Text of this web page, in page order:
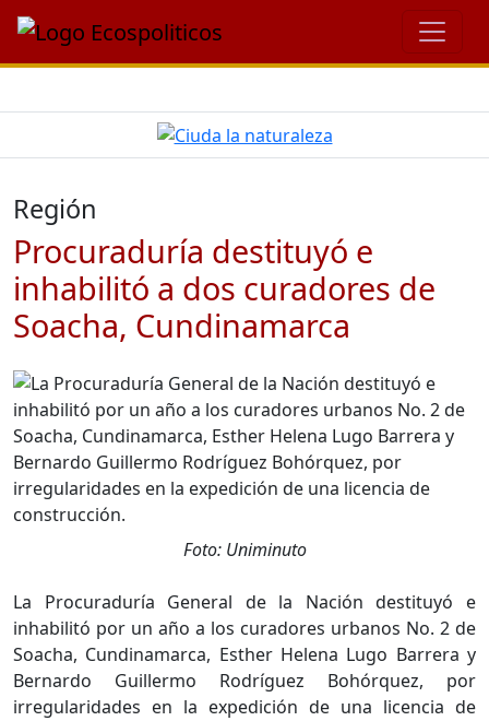
Región
Procuraduría destituyó e
inhabilitó a dos curadores de
Soacha, Cundinamarca
Foto: Uniminuto
La Procuraduría General de la Nación destituyó e
inhabilitó por un año a los curadores urbanos No. 2 de
Soacha, Cundinamarca, Esther Helena Lugo Barrera y
Bernardo Guillermo Rodríguez Bohórquez, por
irregularidades en la expedición de una licencia de